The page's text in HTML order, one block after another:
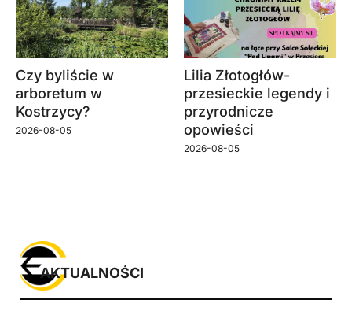
Czy byliście w
arboretum w
Kostrzycy?
2026-08-05
Lilia Złotogłów-
przesieckie legendy i
przyrodnicze
opowieści
2026-08-05
AKTUALNOŚCI